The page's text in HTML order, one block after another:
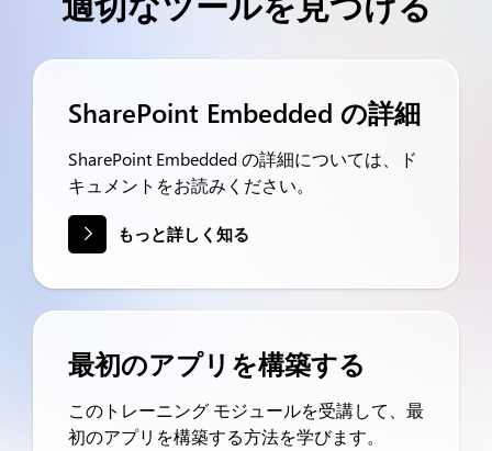
SharePoint Embedded の詳細
SharePoint Embedded の詳細については、ド
キュメントをお読みください。
もっと詳しく知る
最初のアプリを構築する
このトレーニング モジュールを受講して、最
初のアプリを構築する方法を学びます。